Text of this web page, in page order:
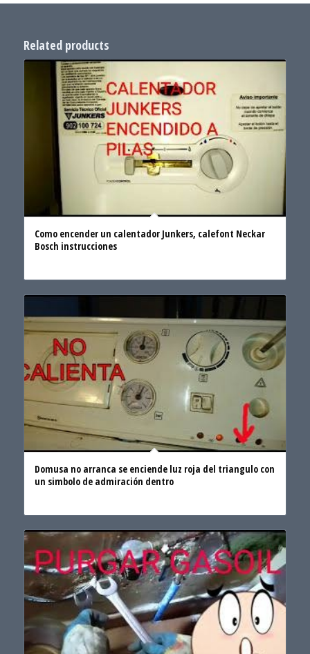
Related products
Como encender un calentador Junkers, calefont Neckar
Bosch instrucciones
Domusa no arranca se enciende luz roja del triangulo con
un simbolo de admiración dentro